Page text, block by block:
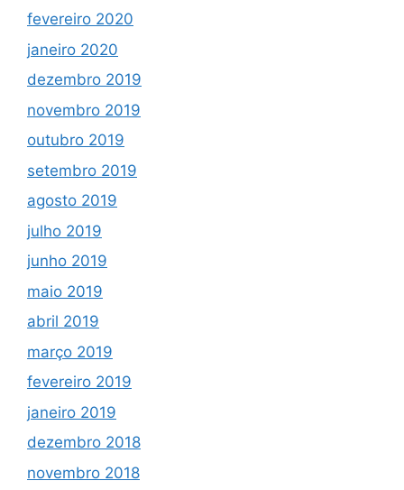
fevereiro 2020
janeiro 2020
dezembro 2019
novembro 2019
outubro 2019
setembro 2019
agosto 2019
julho 2019
junho 2019
maio 2019
abril 2019
março 2019
fevereiro 2019
janeiro 2019
dezembro 2018
novembro 2018